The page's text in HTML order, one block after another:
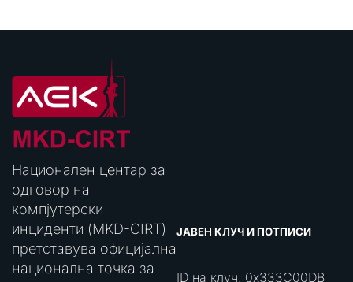
Национален центар за
одговор на
компјутерски
инциденти (MKD-CIRT)
претставува официјална
национална точка за
ЈАВЕН КЛУЧ И ПОТПИСИ
ID на клуч: 0x333C00DB